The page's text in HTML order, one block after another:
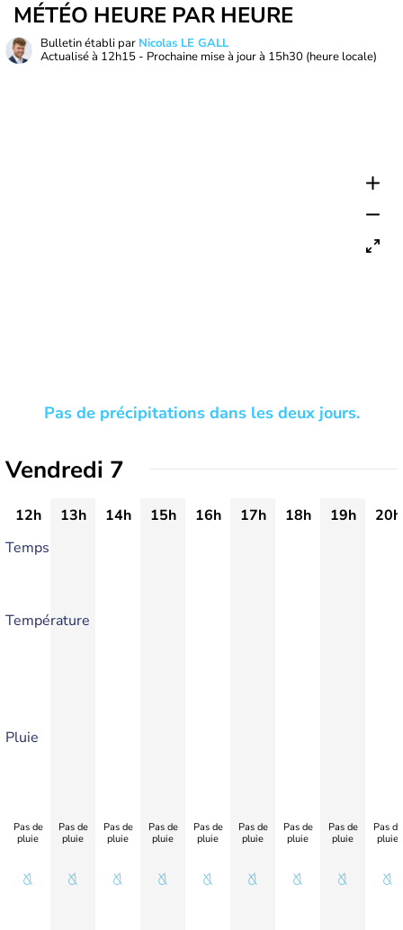
MÉTÉO HEURE PAR HEURE
Bulletin établi par Nicolas LE GALL
Actualisé à 12h15 - Prochaine mise à jour à 15h30 (heure locale)
Pas de précipitations dans les deux jours.
Vendredi 7
12h 13h 14h 15h 16h 17h 18h 19h
20h
Temps
Température
Pluie
Pas de
pluie
Pas de
pluie
Pas de
pluie
Pas de
pluie
Pas de
pluie
Pas de
pluie
Pas de
pluie
Pas de
pluie
Pas de
pluie